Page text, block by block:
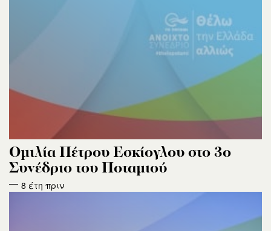
Ομιλία Πέτρου Εσκίογλου στο 3ο
Συνέδριο του Ποταμιού
8 έτη πριν